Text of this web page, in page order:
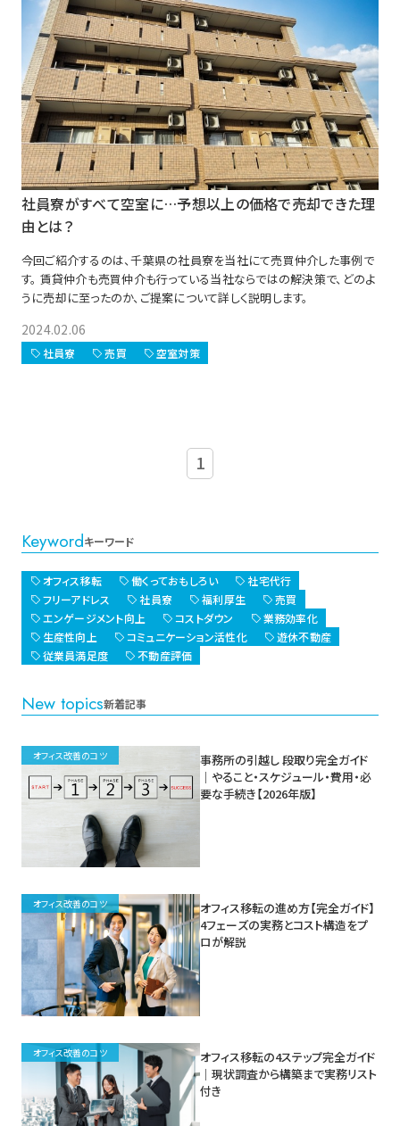
社員寮がすべて空室に…予想以上の価格で売却できた理
由とは？
今回ご紹介するのは、千葉県の社員寮を当社にて売買仲介した事例で
す。 賃貸仲介も売買仲介も行っている当社ならではの解決策で、どのよ
うに売却に至ったのか、ご提案について詳しく説明します。
2024.02.06
社員寮 売買 空室対策
1
Keywordキーワード
オフィス移転 働くっておもしろい
社宅代行
フリーアドレス
社員寮 福利厚生
売買
エンゲージメント向上
コストダウン
業務効率化
生産性向上
コミュニケーション活性化
遊休不動産
従業員満足度
不動産評価
New topics新着記事
オフィス改善のコツ
事務所の引越し 段取り完全ガイド
｜やること・スケジュール・費用・必
要な手続き【2026年版】
オフィス改善のコツ
オフィス移転の進め方【完全ガイド】
4フェーズの実務とコスト構造をプ
ロが解説
オフィス改善のコツ
オフィス移転の4ステップ完全ガイド
｜現状調査から構築まで実務リスト
付き